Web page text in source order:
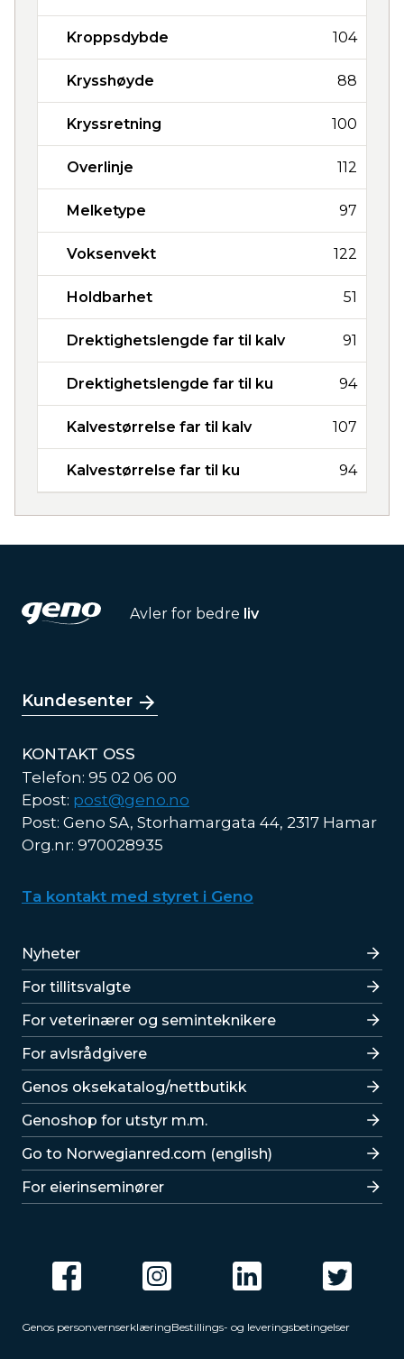
Kroppsdybde 104
Krysshøyde 88
Kryssretning 100
Overlinje 112
Melketype 97
Voksenvekt 122
Holdbarhet 51
Drektighetslengde far til kalv 91
Drektighetslengde far til ku 94
Kalvestørrelse far til kalv 107
Kalvestørrelse far til ku 94
Avler for bedre liv
Kundesenter
KONTAKT OSS
Telefon: 95 02 06 00
Epost: post@geno.no
Post: Geno SA, Storhamargata 44, 2317 Hamar
Org.nr: 970028935
Ta kontakt med styret i Geno
Lenker
Nyheter
For tillitsvalgte
For veterinærer og seminteknikere
For avlsrådgivere
Lenker
Genos oksekatalog/nettbutikk
Genoshop for utstyr m.m.
Go to Norwegianred.com (english)
For eierinseminører
Genos personvernserklæringBestillings- og leveringsbetingelser